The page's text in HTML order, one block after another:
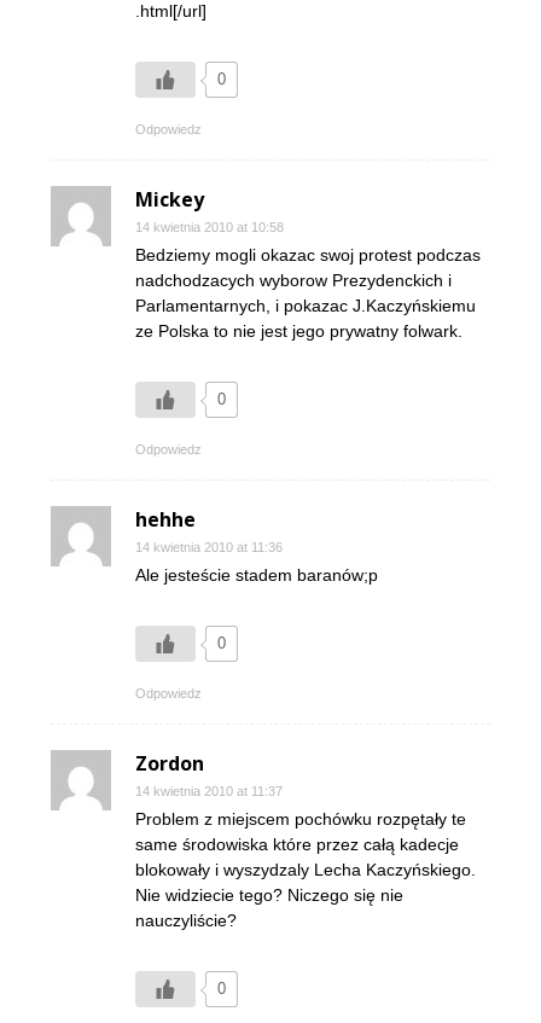
.html[/url]
0
Odpowiedz
Mickey
14 kwietnia 2010 at 10:58
Bedziemy mogli okazac swoj protest podczas
nadchodzacych wyborow Prezydenckich i
Parlamentarnych, i pokazac J.Kaczyńskiemu
ze Polska to nie jest jego prywatny folwark.
0
Odpowiedz
hehhe
14 kwietnia 2010 at 11:36
Ale jesteście stadem baranów;p
0
Odpowiedz
Zordon
14 kwietnia 2010 at 11:37
Problem z miejscem pochówku rozpętały te
same środowiska które przez całą kadecje
blokowały i wyszydzaly Lecha Kaczyńskiego.
Nie widziecie tego? Niczego się nie
nauczyliście?
0